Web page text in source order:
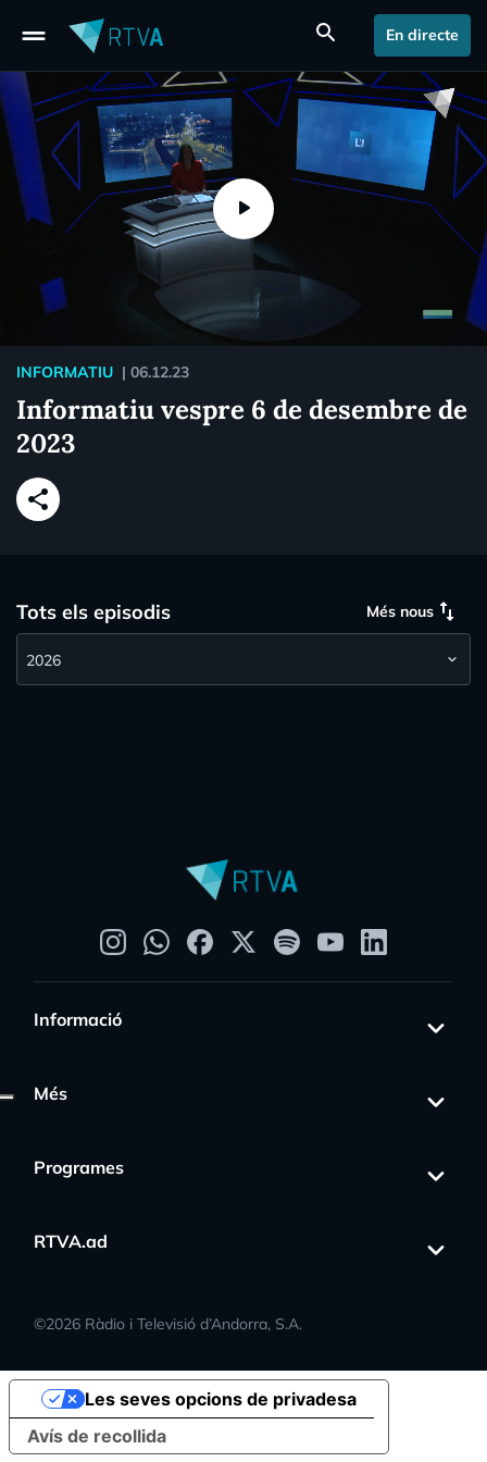
drag_handle search En directe
INFORMATIU | 06.12.23
Informatiu vespre 6 de desembre de
2023
share
Tots els episodis Més nous swap_vert
Informació
Més
Programes
RTVA.ad
©2026 Ràdio i Televisió d’Andorra, S.A.
Avís de recollida
Les seves opcions de privadesa